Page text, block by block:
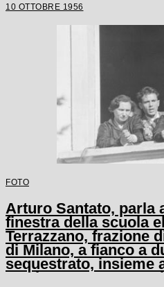
10 OTTOBRE 1956
FOTO
Arturo Santato, parla
finestra della scuola
Terrazzano, frazione
di Milano, a fianco a
sequestrato, insieme
un'altra maestra, con